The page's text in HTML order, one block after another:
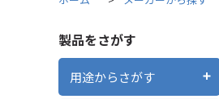
製品をさがす
用途からさがす